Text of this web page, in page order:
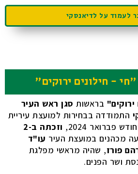
לעמוד על לדיאנסקי
- חילונים ירוקים"
בראשות סגן ראש העיר
התמודדה בבחירות למועצת עיריית
פברואר 2024,
וזכתה ב-2
מכהנים במועצת העיר עו"ד
פורז, שהיה מראשי מפלגת
ושר הפנים.